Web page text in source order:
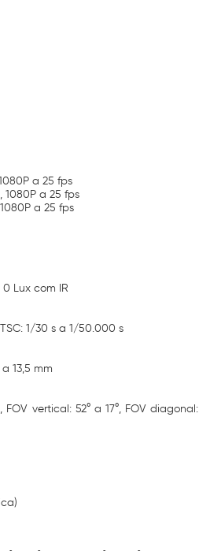
a 25 fps
1080P a 25 fps
a 25 fps
0 Lux com IR
1/30 s a 1/50.000 s
13,5 mm
FOV vertical: 52° a 17°, FOV diagonal: